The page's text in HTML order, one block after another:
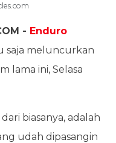
- Enduro
saja meluncurkan
lama ini, Selasa
biasanya, adalah
udah dipasangin